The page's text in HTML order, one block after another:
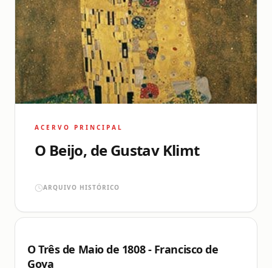
ACERVO PRINCIPAL
O Beijo, de Gustav Klimt
ARQUIVO HISTÓRICO
O Três de Maio de 1808 - Francisco de
Goya